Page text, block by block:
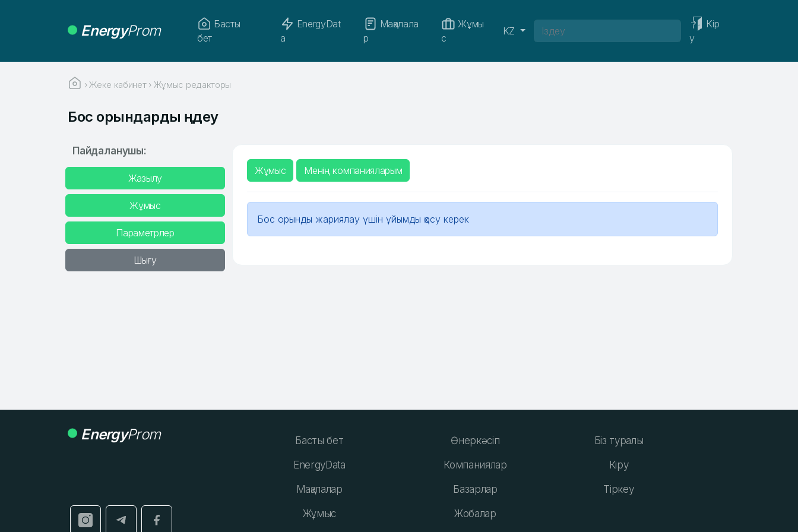
EnergyProm
Басты
бет
EnergyDat
a
Мақалала
р
Жұмы
с
KZ
Кір
у
›Жеке кабинет› Жұмыс редакторы
Бос орындарды өңдеу
Пайдаланушы:
Жазылу
Жұмыс
Параметрлер
Шығу
Жұмыс Менің компанияларым
Бос орынды жариялау үшін ұйымды қосу керек
EnergyProm Басты бет
EnergyData
Мақалалар
Жұмыс
Өнеркәсіп
Компаниялар
Базарлар
Жобалар
Біз туралы
Кіру
Тіркеу